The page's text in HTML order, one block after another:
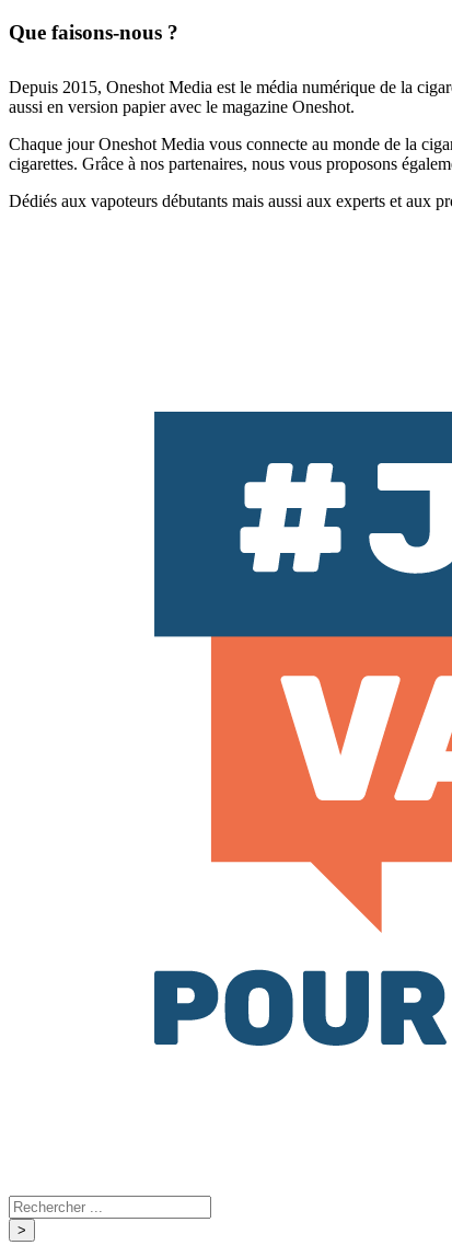
Que faisons-nous ?
Depuis 2015, Oneshot Media est le média numérique de la
aussi en version papier avec le magazine Oneshot.
Chaque jour Oneshot Media vous connecte au monde de la
cigarettes. Grâce à nos partenaires, nous vous proposons
Dédiés aux vapoteurs débutants mais aussi aux experts et aux